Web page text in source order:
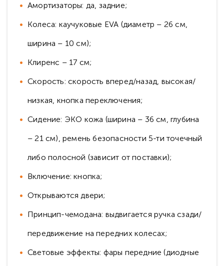
Амортизаторы: да, задние;
Колеса: каучуковые ЕVA (диаметр – 26 см,
ширина – 10 см);
Клиренс – 17 см;
Скорость: скорость вперед/назад, высокая/
низкая, кнопка переключения;
Сидение: ЭКО кожа (ширина – 36 см, глубина
– 21 см), ремень безопасности 5-ти точечный
либо полосной (зависит от поставки);
Включение: кнопка;
Открываются двери;
Принцип-чемодана: выдвигается ручка сзади/
передвижение на передних колесах;
Световые эффекты: фары передние (диодные